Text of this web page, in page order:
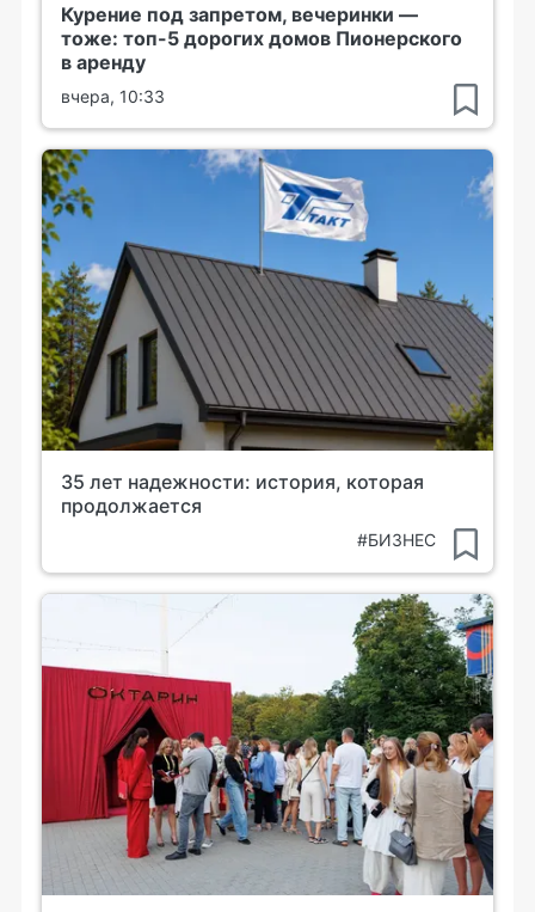
Курение под запретом, вечеринки —
тоже: топ-5 дорогих домов Пионерского
в аренду
вчера, 10:33
35 лет надежности: история, которая
продолжается
#БИЗНЕС